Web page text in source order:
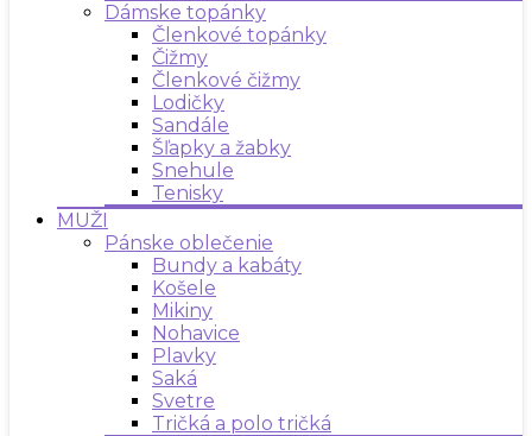
Dámske topánky
Členkové topánky
Čižmy
Členkové čižmy
Lodičky
Sandále
Šľapky a žabky
Snehule
Tenisky
MUŽI
Pánske oblečenie
Bundy a kabáty
Košele
Mikiny
Nohavice
Plavky
Saká
Svetre
Tričká a polo tričká